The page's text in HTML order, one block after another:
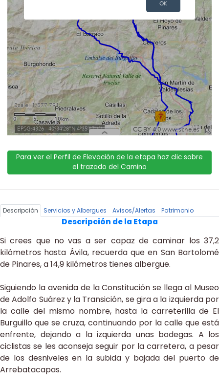
Para ver el Perfil de Elevación de la etapa haz clic sobre
el trazado del Camino
Descripción Servicios y Albergues Avisos/Alertas Patrimonio
Descripción de la Etapa
Si crees que no vas a ser capaz de caminar los 37,2
kilómetros hasta Ávila, recuerda que en San Bartolomé
de Pinares, a 14,9 kilómetros tienes albergue.
Siguiendo la avenida de la Constitución se llega al Museo
de Adolfo Suárez y la Transición, se gira a la izquierda por
la calle del mismo nombre, hasta la carreterilla de El
Burguillo que se cruza, continuando por la calle que está
enfrente, dejando a la izquierda unas bodegas. A los
ciclistas se les aconseja seguir por la carretera, a pesar
de los desniveles en la subida y bajada del puerto de
Arrebatacapas.